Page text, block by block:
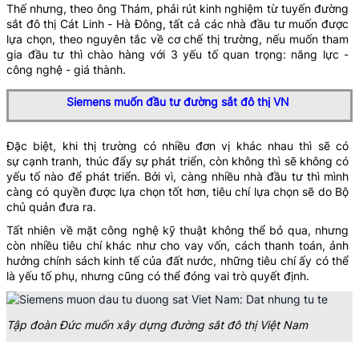
Thế nhưng, theo ông Thám, phải rút kinh nghiệm từ tuyến đường
sắt đô thị Cát Linh - Hà Đông, tất cả các nhà đầu tư muốn được
lựa chọn, theo nguyên tắc về cơ chế thị trường, nếu muốn tham
gia đầu tư thì chào hàng với 3 yếu tố quan trọng: năng lực -
công nghệ - giá thành.
Siemens muốn đầu tư đường sắt đô thị VN
Đặc biệt, khi thị trường có nhiều đơn vị khác nhau thì sẽ có
sự cạnh tranh, thúc đẩy sự phát triển, còn không thì sẽ không có
yếu tố nào để phát triển. Bởi vì, càng nhiều nhà đầu tư thì mình
càng có quyền được lựa chọn tốt hơn, tiêu chí lựa chọn sẽ do Bộ
chủ quản đưa ra.
Tất nhiên về mặt công nghệ kỹ thuật không thể bỏ qua, nhưng
còn nhiều tiêu chí khác như cho vay vốn, cách thanh toán, ảnh
hưởng chính sách kinh tế của đất nước, những tiêu chí ấy có thể
là yếu tố phụ, nhưng cũng có thể đóng vai trò quyết định.
Tập đoàn Đức muốn xây dựng đường sắt đô thị Việt Nam